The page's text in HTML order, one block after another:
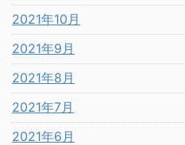
2021年10月
2021年9月
2021年8月
2021年7月
2021年6月